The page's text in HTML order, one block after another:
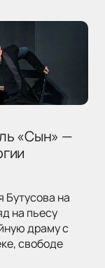
«Сын» —
Бутусова на
на пьесу
драму с
свободе